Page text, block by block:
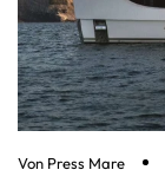
Von Press Mare